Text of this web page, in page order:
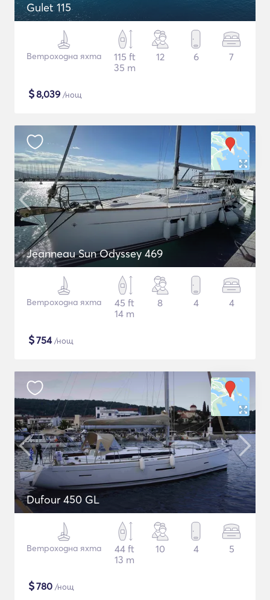
Gulet 115
Ветроходна яхта
115 ft
35 m
12 6 7
$8,039 /нощ
Jeanneau Sun Odyssey 469
Ветроходна яхта
45 ft
14 m
8 4 4
$754/нощ
Dufour 450 GL
Ветроходна яхта
44 ft
13 m
10 4 5
$780 /нощ